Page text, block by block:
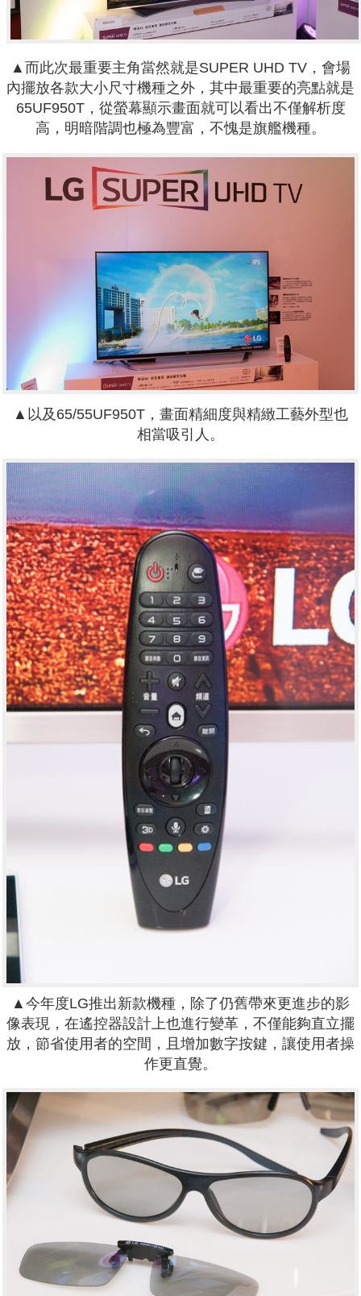
▲而此次最重要主角當然就是SUPER UHD TV，會場
內擺放各款大小尺寸機種之外，其中最重要的亮點就是
65UF950T，從螢幕顯示畫面就可以看出不僅解析度
高，明暗階調也極為豐富，不愧是旗艦機種。
▲ 以及 65/55UF950T ，畫面精細度與精緻工藝外型也
相當吸引人 。
▲今年度LG推出新款機種，除了仍舊帶來更進步的影
像表現，在遙控器設計上也進行變革，不僅能夠直立擺
放，節省使用者的空間，且增加數字按鍵，讓使用者操
作更直覺。